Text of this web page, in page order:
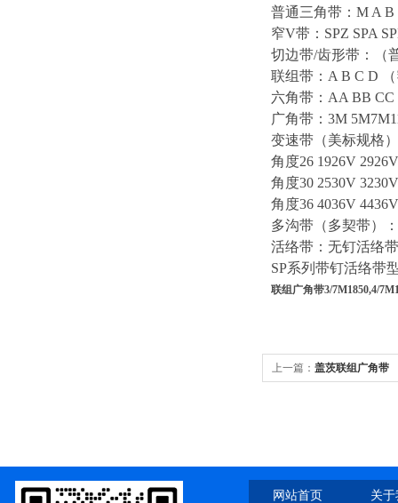
普通三角带：M A B
窄V带：SPZ SPA
切边带/齿形带：（
联组带：A B C D
六角带：AA BB CC
广角带：3M
变速带（美标规格
角度26 1926V
角度30 2530V
角度36 4036V
多沟带（多契带）
活络带：无钉活络
SP系列带钉活络带
联组广角带3/7M1850,4/
上一篇： 盖茨联组广角带
网站首页 关